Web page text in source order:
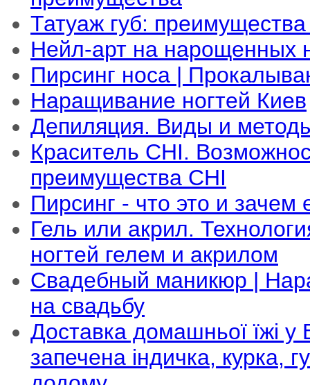
Татуаж губ: преимущества
Нейл-арт на нарощенных
Пирсинг носа |
Наращивание ногтей Киев
Депиляция. Виды и
Краситель CHI.
преимущества CHI
Пирсинг - что это и зачем
Гель или акрил.
ногтей гелем и акрилом
Свадебный маникюр |
на свадьбу
Доставка домашньої їжі у
запечена індичка, курка,